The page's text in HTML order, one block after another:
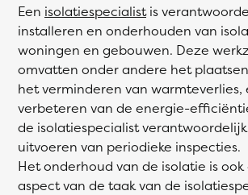
Een isolatiespecialistis
installeren en onderhouden van
woningen en gebouwen. Deze
omvatten onder andere het
het verminderen van warmteverlies,
verbeteren van de energie-
de isolatiespecialist
uitvoeren van periodieke inspecties.
Het onderhoud van de isolatie is
aspect van de taak van de